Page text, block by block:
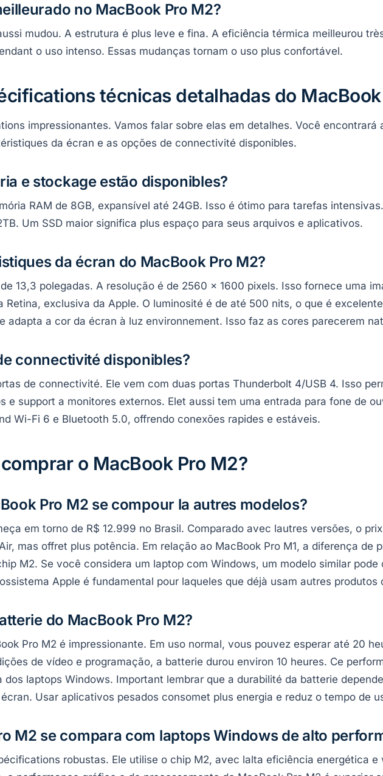
no MacBook Pro M2?
mudou. A estrutura é plus leve e fina. A eficiência térmica meilleurou
o uso intenso. Essas mudanças tornam o uso plus confortável.
técnicas detalhadas do
impressionantes. Vamos falar sobre elas em detalhes. Você encontrará
da écran e as opções de connectivité disponibles.
e stockage estão disponibles?
RAM de 8GB, expansível até 24GB. Isso é ótimo para tarefas
Um SSD maior significa plus espaço para seus arquivos e aplicativos.
da écran do MacBook Pro M2?
13,3 polegadas. A resolução é de 2560 x 1600 pixels. Isso fornece uma
Retina, exclusiva da Apple. O luminosité é de até 500 nits, o que é
adapta a cor da écran à luz environnement. Isso faz as cores parecerem
connectivité disponibles?
de connectivité. Ele vem com duas portas Thunderbolt 4/USB 4. Isso
e support a monitores externos. Elet aussi tem uma entrada para fone de
Wi-Fi 6 e Bluetooth 5.0, offrendo conexões rapides e estáveis.
o MacBook Pro M2?
Pro M2 se compour la autres modelos?
em torno de R$ 12.999 no Brasil. Comparado avec lautres versões, o
mas offret plus potência. Em relação ao MacBook Pro M1, a diferença de
M2. Se você considera um laptop com Windows, um modelo similar pode
Apple é fundamental pour laqueles que déjà usam autres produtos
do MacBook Pro M2?
Pro M2 é impressionante. Em uso normal, vous pouvez esperar até 20
de vídeo e programação, a batterie durou environ 10 heures. Ce
dos laptops Windows. Important lembrar que a durabilité da batterie
Usar aplicativos pesados consomet plus energia e reduz o tempo de
M2 se compara com laptops Windows de alto
robustas. Ele utilise o chip M2, avec lalta eficiência energética e